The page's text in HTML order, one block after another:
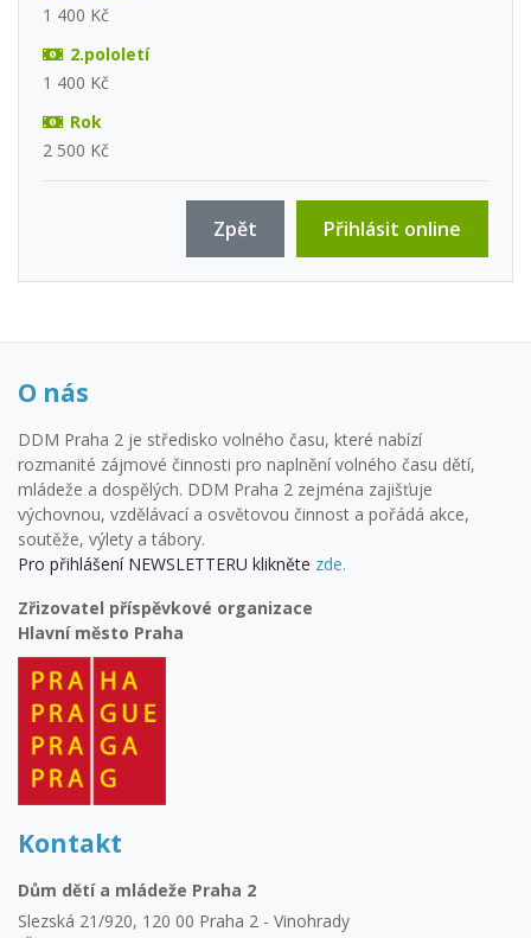
1 400 Kč
2.pololetí
1 400 Kč
Rok
2 500 Kč
Přihlásit online
Zpět
O nás
DDM Praha 2 je středisko volného času, které nabízí
rozmanité zájmové činnosti pro naplnění volného času dětí,
mládeže a dospělých. DDM Praha 2 zejména zajišťuje
výchovnou, vzdělávací a osvětovou činnost a pořádá akce,
soutěže, výlety a tábory.
Pro přihlášení NEWSLETTERU klikněte zde.
Zřizovatel příspěvkové organizace
Hlavní město Praha
Kontakt
Dům dětí a mládeže Praha 2
Slezská 21/920, 120 00 Praha 2 - Vinohrady